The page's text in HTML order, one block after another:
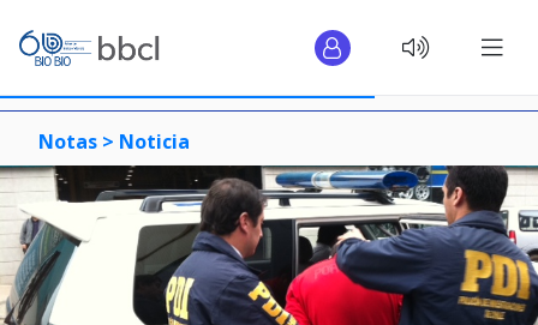
Notas > Noticia